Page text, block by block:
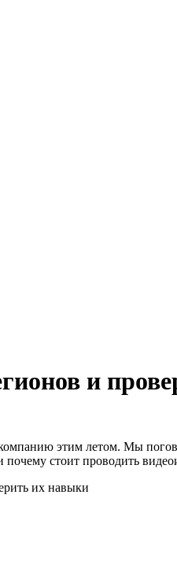
и
компанию этим летом. Мы
почему стоит проводить